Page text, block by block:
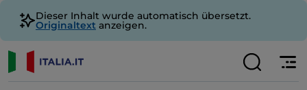
Dieser Inhalt wurde automatisch übersetzt.
Originaltext anzeigen.